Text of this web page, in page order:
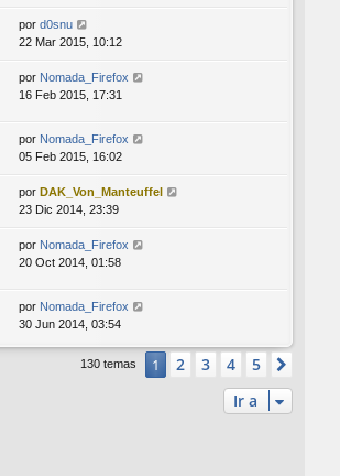
por d0snu
22 Mar 2015, 10:12
por Nomada_Firefox
16 Feb 2015, 17:31
por Nomada_Firefox
05 Feb 2015, 16:02
por DAK_Von_Manteuffel
23 Dic 2014, 23:39
por Nomada_Firefox
20 Oct 2014, 01:58
por Nomada_Firefox
30 Jun 2014, 03:54
130 temas 1 2 3 4 5
Ir a